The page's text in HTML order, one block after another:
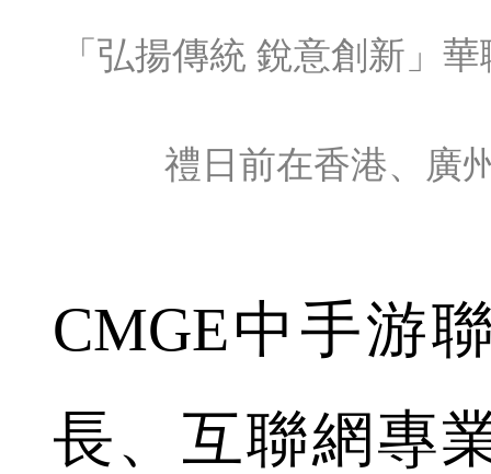
「弘揚傳統 銳意創新」
禮日前在香港、廣
CMGE中手游
長、互聯網專